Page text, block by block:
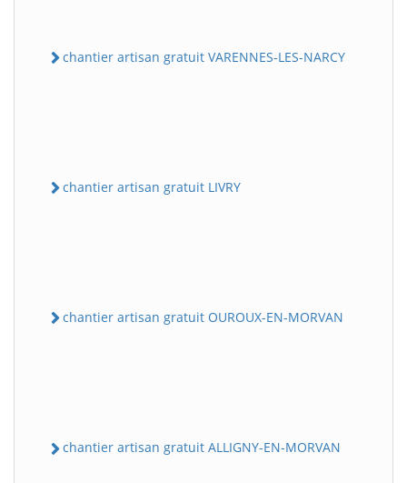
chantier artisan gratuit VARENNES-LES-NARCY
chantier artisan gratuit LIVRY
chantier artisan gratuit OUROUX-EN-MORVAN
chantier artisan gratuit ALLIGNY-EN-MORVAN